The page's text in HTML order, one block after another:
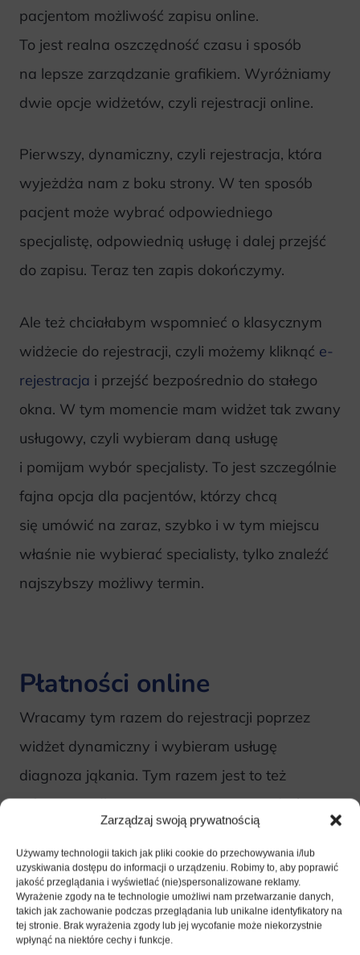
Zarządzaj swoją prywatnością
Używamy technologii takich jak pliki cookie do przechowywania i/lub
uzyskiwania dostępu do informacji o urządzeniu. Robimy to, aby poprawić
jakość przeglądania i wyświetlać (nie)spersonalizowane reklamy.
Wyrażenie zgody na te technologie umożliwi nam przetwarzanie danych,
takich jak zachowanie podczas przeglądania lub unikalne identyfikatory na
tej stronie. Brak wyrażenia zgody lub jej wycofanie może niekorzystnie
wpłynąć na niektóre cechy i funkcje.
pacjentom możliwość zapisu online.
To jest realna oszczędność czasu i sposób
na lepsze zarządzanie grafikiem. Wyróżniamy
dwie opcje widżetów, czyli rejestracji online.
Pierwszy, dynamiczny, czyli rejestracja, która
wyjeżdża nam z boku strony. W ten sposób
pacjent może wybrać odpowiedniego
specjalistę, odpowiednią usługę i dalej przejść
do zapisu. Teraz ten zapis dokończymy.
Ale też chciałabym wspomnieć o klasycznym
widżecie do rejestracji, czyli możemy kliknąć e-
rejestracja i przejść bezpośrednio do stałego
okna. W tym momencie mam widżet tak zwany
usługowy, czyli wybieram daną usługę
i pomijam wybór specjalisty. To jest szczególnie
fajna opcja dla pacjentów, którzy chcą
się umówić na zaraz, szybko i w tym miejscu
właśnie nie wybierać specialisty, tylko znaleźć
najszybszy możliwy termin.
Płatności online
Wracamy tym razem do rejestracji poprzez
widżet dynamiczny i wybieram usługę
diagnoza jąkania. Tym razem jest to też
informacja dla Was. Możecie wprowadzić
płatności online , aby zabezpieczyć
swój czas i zminimalizować liczbę wizyt
nieodwołanych. Możecie właśnie w ten sposób
włączyć opcję pobierania przedpłat za wizyty.
Mamy tu taką małą elastyczność, ponieważ